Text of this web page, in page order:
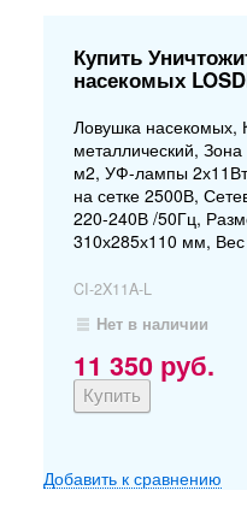
Купить
насекомых
Ловушка насекомых,
металлический,
м2, УФ-лампы
на сетке 2500В,
220-240В /50Гц,
310х285х110 мм, Вес
CI-2X11A-L
Нет в наличии
11 350 руб.
Добавить к сравнению